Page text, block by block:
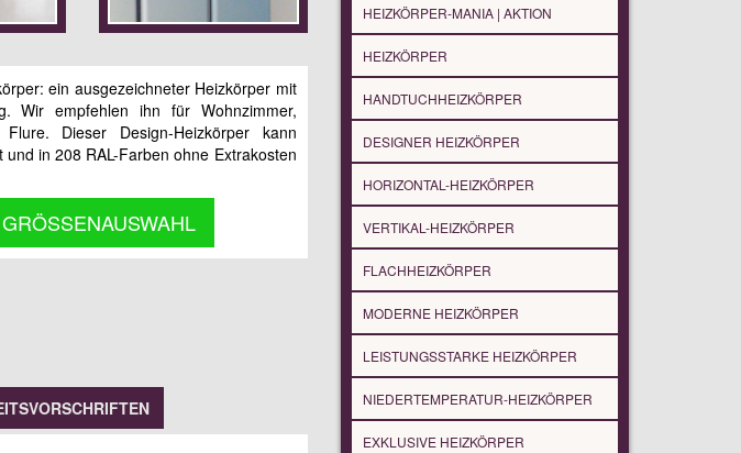
ein ausgezeichneter Heizkörper mit
Wir empfehlen ihn für Wohnzimmer,
Dieser Design-Heizkörper kann
und in 208 RAL-Farben ohne Extrakosten
HEIZKÖRPER-MANIA | AKTION
HEIZKÖRPER
HANDTUCHHEIZKÖRPER
DESIGNER HEIZKÖRPER
HORIZONTAL-HEIZKÖRPER
VERTIKAL-HEIZKÖRPER
FLACHHEIZKÖRPER
MODERNE HEIZKÖRPER
LEISTUNGSSTARKE HEIZKÖRPER
NIEDERTEMPERATUR-HEIZKÖRPER
EXKLUSIVE HEIZKÖRPER